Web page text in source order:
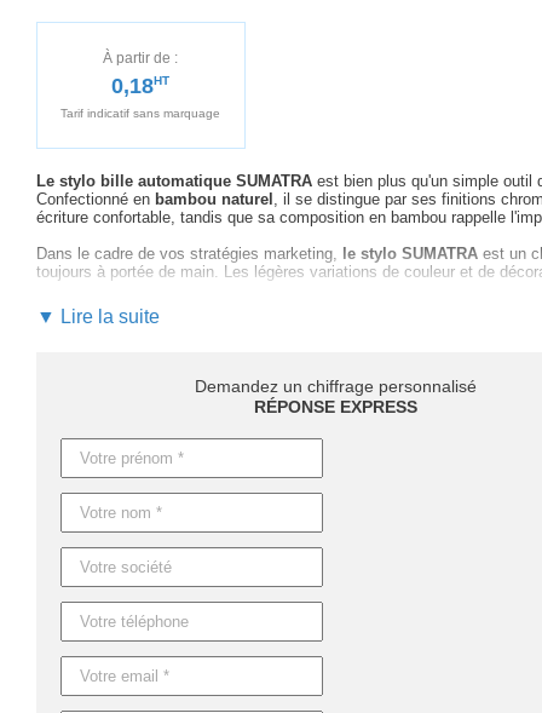
À partir de :
0,18HT
Tarif indicatif sans marquage
Le stylo bille automatique SUMATRA est bien plus qu'un simple outil
Confectionné en bambou naturel , il se distingue par ses finitions
écriture confortable, tandis que sa composition en bambou rappelle
Dans le cadre de vos stratégies marketing, le stylo SUMATRA est un
toujours à portée de main. Les légères variations de couleur et de
Personnaliser le stylo SUMATRA avec votre logo permet de créer un
assistetout au long du processus : du choix des techniques de
En termes de délais, il faut compter 4 jours ouvrables pour des stylos
besoins urgents, une production express peut être organisée.
Ne laissez pas passer l'occasion de faire parler de votre marque avec
devis rapide et personnalisé
Caractéristiques du produit :
Référence : MO7318
Nom : SUMATRA
Dimensions : Ø1X13,5 CM
▼ Lire la suite
Demandez un chiffrage personnalisé
RÉPONSE EXPRESS